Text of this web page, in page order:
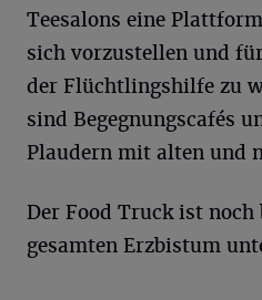
Teesalons eine
sich vorzustellen und
der Flüchtlingshilfe zu
sind Begegnungscafés
Plaudern mit alten und
Der Food Truck ist noch
gesamten Erzbistum